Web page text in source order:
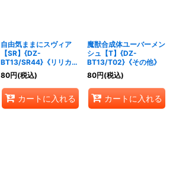
自由気ままにスヴィア
【SR】{DZ-
BT13/SR44}《リリカル
モナステリオ》
80円(税込)
カートに入れる
魔獣合成体ユーバーメン
シュ【T】{DZ-
BT13/T02}《その他》
80円(税込)
カートに入れる